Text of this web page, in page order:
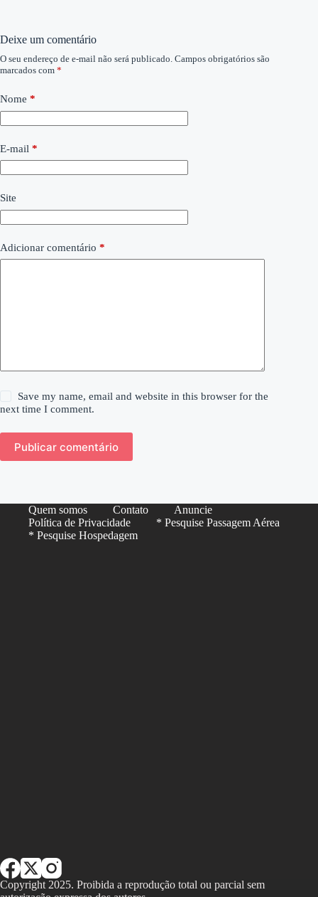
Deixe um comentário
O seu endereço de e-mail não será publicado. Campos obrigatórios são
marcados com *
Nome *
E-mail *
Site
Adicionar comentário *
Save my name, email and website in this browser for the
next time I comment.
Publicar comentário
Quem somos Contato
Anuncie
Política de Privacidade
* Pesquise Passagem Aérea
* Pesquise Hospedagem
Copyright 2025. Proibida a reprodução total ou parcial sem